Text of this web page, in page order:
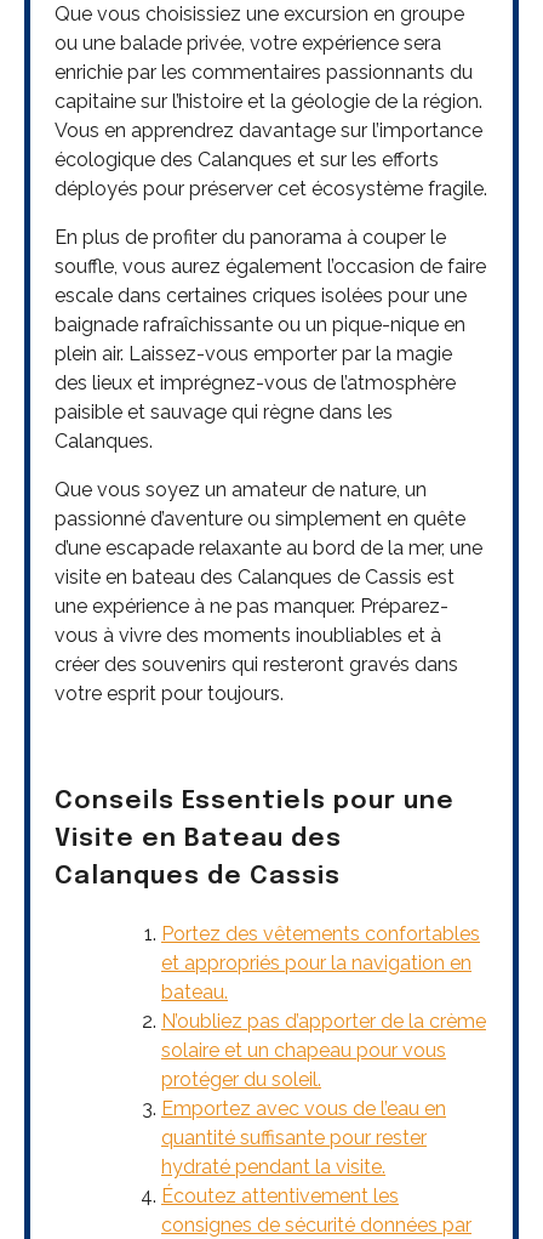
Que vous choisissiez une excursion en groupe
ou une balade privée, votre expérience sera
enrichie par les commentaires passionnants du
capitaine sur l’histoire et la géologie de la région.
Vous en apprendrez davantage sur l’importance
écologique des Calanques et sur les efforts
déployés pour préserver cet écosystème fragile.
En plus de profiter du panorama à couper le
souffle, vous aurez également l’occasion de faire
escale dans certaines criques isolées pour une
baignade rafraîchissante ou un pique-nique en
plein air. Laissez-vous emporter par la magie
des lieux et imprégnez-vous de l’atmosphère
paisible et sauvage qui règne dans les
Calanques.
Que vous soyez un amateur de nature, un
passionné d’aventure ou simplement en quête
d’une escapade relaxante au bord de la mer, une
visite en bateau des Calanques de Cassis est
une expérience à ne pas manquer. Préparez-
vous à vivre des moments inoubliables et à
créer des souvenirs qui resteront gravés dans
votre esprit pour toujours.
Conseils Essentiels pour une
Visite en Bateau des
Calanques de Cassis
Portez des vêtements confortables
et appropriés pour la navigation en
bateau.
N’oubliez pas d’apporter de la crème
solaire et un chapeau pour vous
protéger du soleil.
Emportez avec vous de l’eau en
quantité suffisante pour rester
hydraté pendant la visite.
Écoutez attentivement les
consignes de sécurité données par